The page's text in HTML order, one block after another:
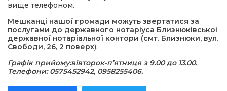
вище телефоном.
Мешканці нашої громади можуть звертатися за
послугами до державного нотаріуса Близнюківськоі
державної нотаріальної контори (смт. Близнюки, вул.
Свободи, 26, 2 поверх).
Графік прийому:вівторок-п’ятниця з 9.00 до 13.00.
Телефони: 0575452942, 0958255406.